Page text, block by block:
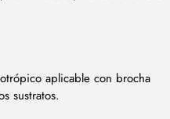
aplicable con brocha
sustratos.